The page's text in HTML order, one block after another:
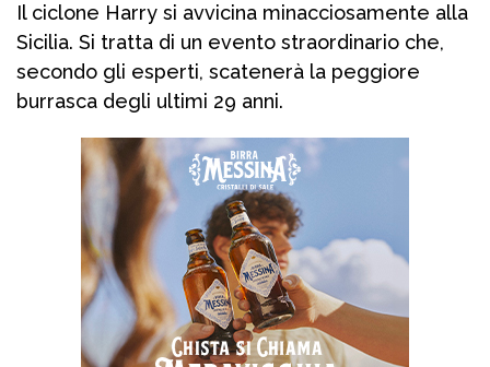
Il ciclone Harry si avvicina minacciosamente alla
Sicilia. Si tratta di un evento straordinario che,
secondo gli esperti, scatenerà la peggiore
burrasca degli ultimi 29 anni.